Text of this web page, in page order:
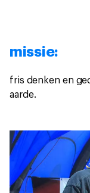
missie:
fris denken en
aarde.